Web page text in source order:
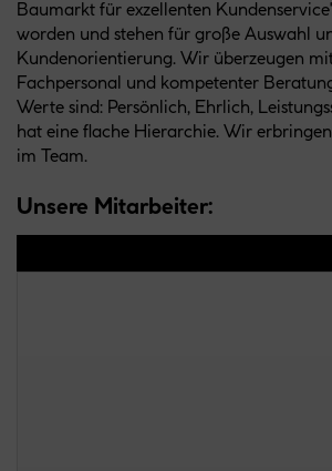
Baumarkt für exzellenten
worden und stehen für große Auswahl
Kundenorientierung. Wir überzeugen
Fachpersonal und kompetenter
Werte sind: Persönlich, Ehrlich,
hat eine flache Hierarchie. Wir
im Team.
Unsere Mitarbeiter: